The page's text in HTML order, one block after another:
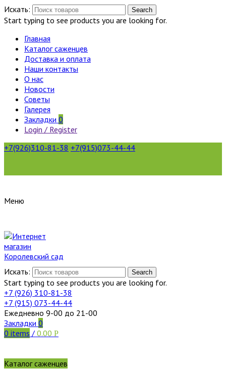
Искать: Search
Start typing to see products you are looking for.
Главная
Каталог саженцев
Доставка и оплата
Наши контакты
О нас
Новости
Советы
Галерея
Закладки 0
Login / Register
+7(926)310-81-38 +7(915)073-44-44
Меню
Искать: Search
Start typing to see products you are looking for.
+7 (926) 310-81-38
+7 (915) 073-44-44
Ежедневно 9-00 до 21-00
Закладки 0
0 items / 0.00 Р
Каталог саженцев